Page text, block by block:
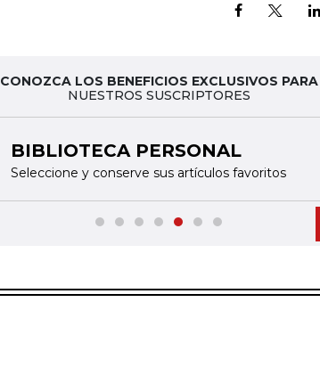
CONOZCA LOS BENEFICIOS EXCLUSIVOS PARA
NUESTROS SUSCRIPTORES
BIBLIOTECA PERSONAL
Seleccione y conserve sus artículos favoritos